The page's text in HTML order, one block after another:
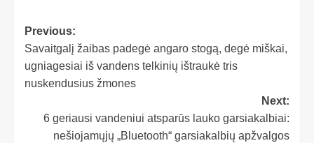
Previous:
Savaitgalį žaibas padegė angaro stogą, degė miškai,
ugniagesiai iš vandens telkinių ištraukė tris
nuskendusius žmones
Next:
6 geriausi vandeniui atsparūs lauko garsiakalbiai:
nešiojamųjų „Bluetooth“ garsiakalbių apžvalgos